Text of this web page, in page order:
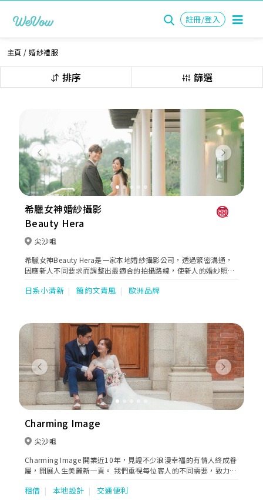
註冊/登入
主頁 /婚紗禮服
排序 篩選
Previous Next
希臘女神婚紗攝影
Beauty Hera
尖沙咀
希臘女神Beauty Hera是一家本地婚紗攝影公司，透過緊密溝通，
因應新人不同要求而調整出最適合的拍攝路線，使新人的婚紗照有
著連貫的故事性。同時亦貼心地提供全方位的婚嫁服務。位於婚紗
街的希臘女神提供一站式婚紗外租，婚紗攝影及婚紗攝錄等服務。
日系小清新 簡約文青風 歐洲品牌
Previous Next
Charming Image
尖沙咀
Charming Image 開業近10年，見證不少浪漫幸福的有情人終成眷
屬，開展人生美麗新一頁。 我們重視每位客人的不同需要，致力搜
羅不同地方的婚紗禮服。專業的後勤團隊亦會為婚宴中的每位準備
好稱身稱心的服飾，以達我們「力追完美」的宗旨。
租借 本地設計 交通便利